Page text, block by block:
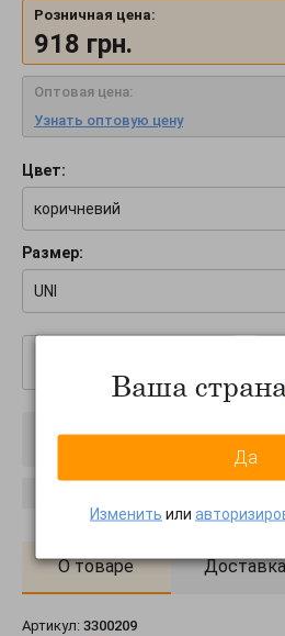
Розничная цена:
918 грн.
Оптовая цена:
Узнать оптовую цену
Цвет:
коричневий
Размер:
UNI
Товар
О товаре
Артикул: 3300209
Ваша страна
Да
Изменить или